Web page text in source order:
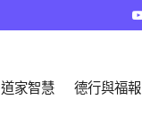
道家智慧 德行與福報